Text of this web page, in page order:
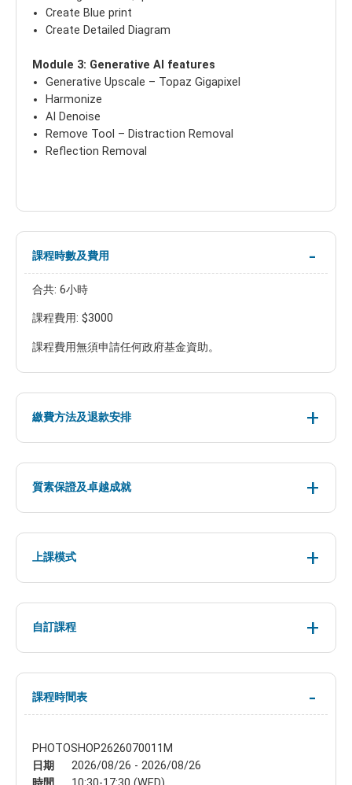
Create Blue print
Create Detailed Diagram
Module 3: Generative AI features
Generative Upscale – Topaz Gigapixel
Harmonize
AI Denoise
Remove Tool – Distraction Removal
Reflection Removal
課程時數及費用
合共: 6小時
課程費用: $3000
課程費用無須申請任何政府基金資助。
繳費方法及退款安排
質素保證及卓越成就
上課模式
自訂課程
課程時間表
PHOTOSHOP2626070011M
日期
2026/08/26 - 2026/08/26